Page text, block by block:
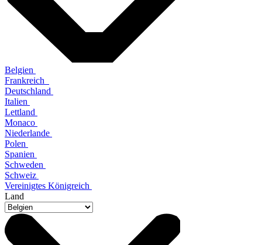
Belgien
Frankreich
Deutschland
Italien
Lettland
Monaco
Niederlande
Polen
Spanien
Schweden
Schweiz
Vereinigtes Königreich
Land